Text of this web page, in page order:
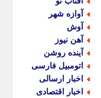
آوازه شهر
آوش
آهن نیوز
آینده روشن
اتومبیل فارسی
اخبار ارسالی
اخبار اقتصادی